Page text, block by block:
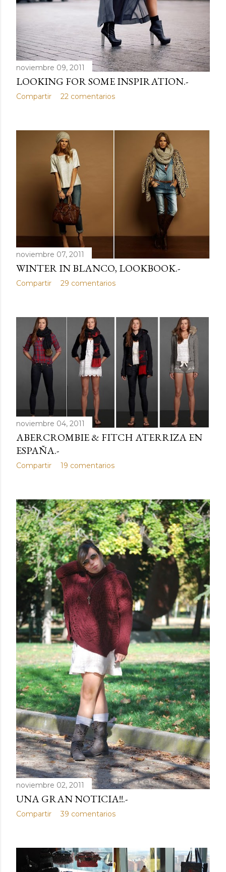
noviembre 09, 2011
LOOKING FOR SOME INSPIRATION.-
Compartir 22 comentarios
noviembre 07, 2011
WINTER IN BLANCO, LOOKBOOK.-
Compartir 29 comentarios
noviembre 04, 2011
ABERCROMBIE & FITCH ATERRIZA EN
ESPAÑA.-
Compartir 19 comentarios
noviembre 02, 2011
UNA GRAN NOTICIA!!.-
Compartir 39 comentarios